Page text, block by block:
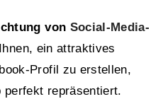
von Social-Media-
ein attraktives
Profil zu erstellen,
perfekt repräsentiert.